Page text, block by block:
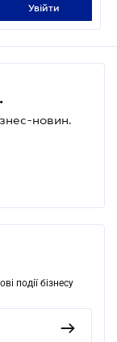
увійти
новин.
події бізнесу